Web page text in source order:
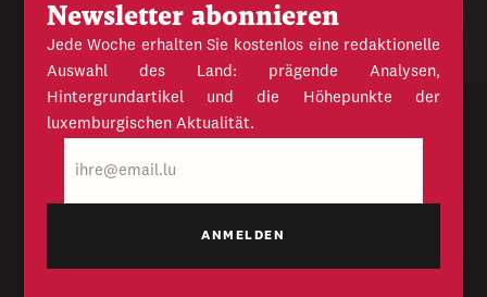
Newsletter abonnieren
Jede Woche erhalten Sie kostenlos eine redaktionelle
Auswahl des Land: prägende Analysen,
Hintergrundartikel und die Höhepunkte der
luxemburgischen Aktualität.
Mail